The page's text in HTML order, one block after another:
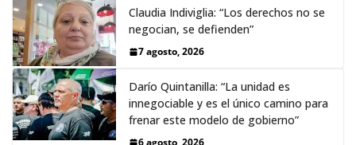
Claudia Indiviglia: “Los derechos no se
negocian, se defienden”
7 agosto, 2026
Darío Quintanilla: “La unidad es
innegociable y es el único camino para
frenar este modelo de gobierno”